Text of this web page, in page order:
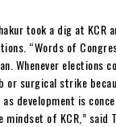
took a dig at KCR
“Words of
Whenever elections
surgical strike
development is
of KCR,” said